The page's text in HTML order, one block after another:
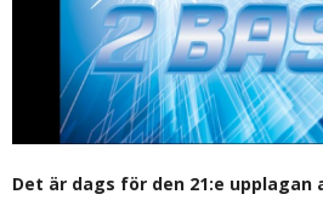
Det är dags för den 21:e upplagan